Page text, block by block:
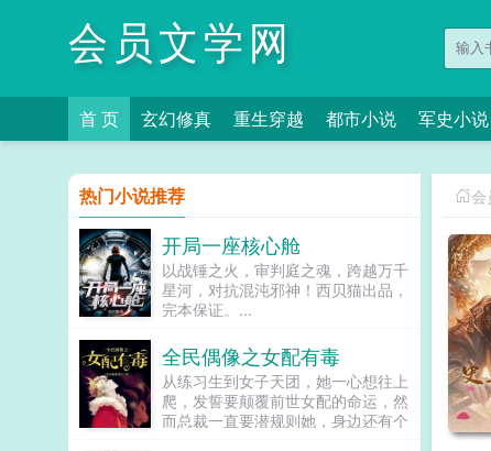
会员文学网
首 页 玄幻修真 重生穿越 都市小说 军史小说
会
热门小说推荐
开局一座核心舱
以战锤之火，审判庭之魂，跨越万千
星河，对抗混沌邪神！西贝猫出品，
完本保证。...
全民偶像之女配有毒
从练习生到女子天团，她一心想往上
爬，发誓要颠覆前世女配的命运，然
而总裁一直要潜规则她，身边还有个